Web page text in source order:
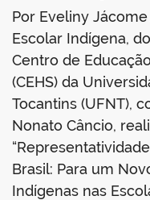
Por Eveliny
Escolar Indígena,
Centro de
(CEHS) da
Tocantins (UFNT),
Nonato Câncio,
Brasil: Para um
Indígenas nas